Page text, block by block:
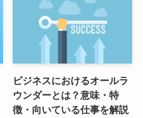
ビジネスにおけるオールラ
ウンダーとは？意味・特
徴・向いている仕事を解説